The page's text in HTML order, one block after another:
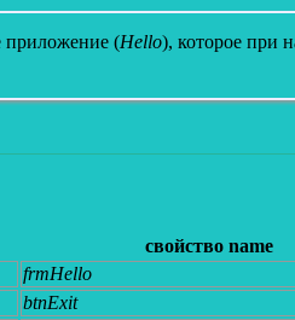
приложение (Hello), которое при
свойство name
frmHello
btnExit